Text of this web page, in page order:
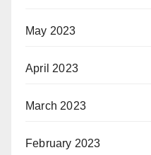
May 2023
April 2023
March 2023
February 2023